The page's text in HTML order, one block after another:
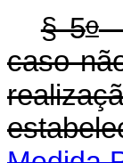
§ 5o
caso